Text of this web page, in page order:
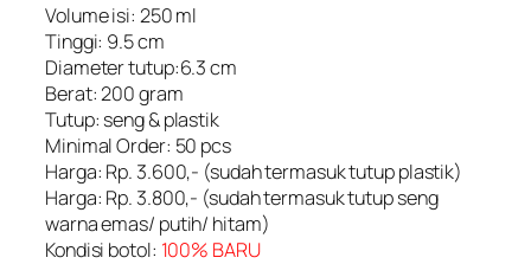
Volume isi: 250 ml
Tinggi: 9.5 cm
Diameter tutup:6.3 cm
Berat: 200 gram
Tutup: seng & plastik
Minimal Order: 50 pcs
Harga: Rp. 3.600,- (sudah termasuk tutup plastik)
Harga: Rp. 3.800,- (sudah termasuk tutup seng
warna emas/ putih/ hitam)
Kondisi botol: 100% BARU